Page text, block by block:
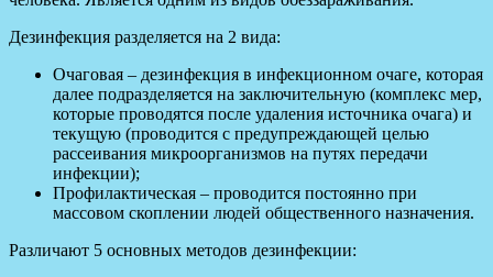
Дезинфекция разделяется на 2 вида:
Очаговая – дезинфекция в инфекционном очаге, которая
далее подразделяется на заключительную (комплекс мер,
которые проводятся после удаления источника очага) и
текущую (проводится с предупреждающей целью
рассеивания микроорганизмов на путях передачи
инфекции);
Профилактическая – проводится постоянно при
массовом скоплении людей общественного назначения.
Различают 5 основных методов дезинфекции: